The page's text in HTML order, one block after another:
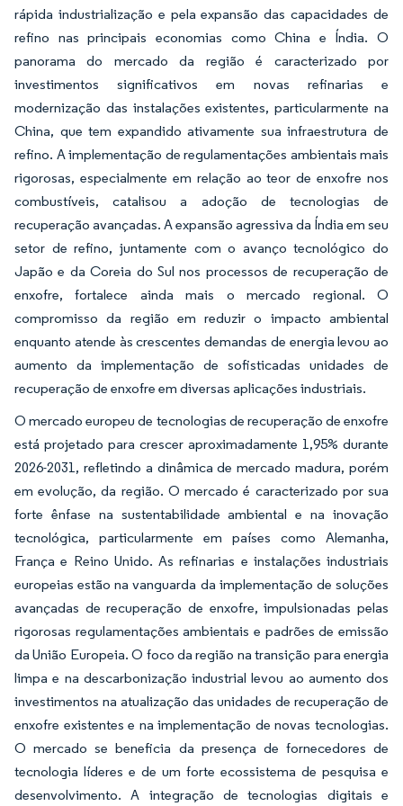
rápida industrialização e pela expansão das capacidades de
refino nas principais economias como China e Índia. O
panorama do mercado da região é caracterizado por
investimentos significativos em novas refinarias e
modernização das instalações existentes, particularmente na
China, que tem expandido ativamente sua infraestrutura de
refino. A implementação de regulamentações ambientais mais
rigorosas, especialmente em relação ao teor de enxofre nos
combustíveis, catalisou a adoção de tecnologias de
recuperação avançadas. A expansão agressiva da Índia em seu
setor de refino, juntamente com o avanço tecnológico do
Japão e da Coreia do Sul nos processos de recuperação de
enxofre, fortalece ainda mais o mercado regional. O
compromisso da região em reduzir o impacto ambiental
enquanto atende às crescentes demandas de energia levou ao
aumento da implementação de sofisticadas unidades de
recuperação de enxofre em diversas aplicações industriais.
O mercado europeu de tecnologias de recuperação de enxofre
está projetado para crescer aproximadamente 1,95% durante
2026-2031, refletindo a dinâmica de mercado madura, porém
em evolução, da região. O mercado é caracterizado por sua
forte ênfase na sustentabilidade ambiental e na inovação
tecnológica, particularmente em países como Alemanha,
França e Reino Unido. As refinarias e instalações industriais
europeias estão na vanguarda da implementação de soluções
avançadas de recuperação de enxofre, impulsionadas pelas
rigorosas regulamentações ambientais e padrões de emissão
da União Europeia. O foco da região na transição para energia
limpa e na descarbonização industrial levou ao aumento dos
investimentos na atualização das unidades de recuperação de
enxofre existentes e na implementação de novas tecnologias.
O mercado se beneficia da presença de fornecedores de
tecnologia líderes e de um forte ecossistema de pesquisa e
desenvolvimento. A integração de tecnologias digitais e